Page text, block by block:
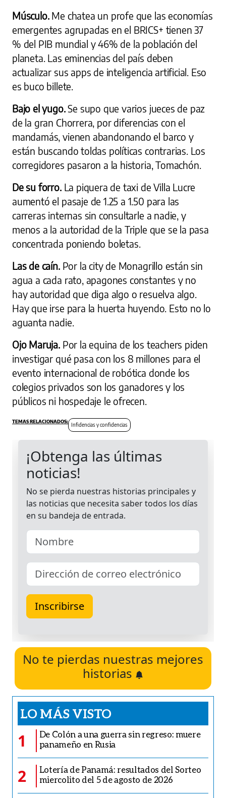
Músculo. Me chatea un profe que las economías
emergentes agrupadas en el BRICS+ tienen 37
% del PIB mundial y 46% de la población del
planeta. Las eminencias del país deben
actualizar sus apps de inteligencia artificial. Eso
es buco billete.
Bajo el yugo.Se supo que varios jueces de paz
de la gran Chorrera, por diferencias con el
mandamás, vienen abandonando el barco y
están buscando toldas políticas contrarias. Los
corregidores pasaron a la historia, Tomachón.
De su forro. La piquera de taxi de Villa Lucre
aumentó el pasaje de 1.25 a 1.50 para las
carreras internas sin consultarle a nadie, y
menos a la autoridad de la Triple que se la pasa
concentrada poniendo boletas.
Las de caín. Por la city de Monagrillo están sin
agua a cada rato, apagones constantes y no
hay autoridad que diga algo o resuelva algo.
Hay que irse para la huerta huyendo. Esto no lo
aguanta nadie.
Ojo Maruja. Por la equina de los teachers piden
investigar qué pasa con los 8 millones para el
evento internacional de robótica donde los
colegios privados son los ganadores y los
públicos ni hospedaje le ofrecen.
Infidencias y confidencias
No te pierdas nuestras mejores
historias
LO MÁS VISTO
1
De Colón a una guerra sin regreso: muere
panameño en Rusia
2
Lotería de Panamá: resultados del Sorteo
miercolito del 5 de agosto de 2026